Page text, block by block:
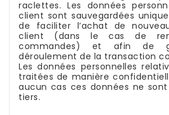
raclettes. Les données
client sont sauvegardées
de faciliter l’achat de
client (dans le cas de
commandes) et afin de
déroulement de la transaction
Les données personnelles
traitées de manière
aucun cas ces données ne
tiers.